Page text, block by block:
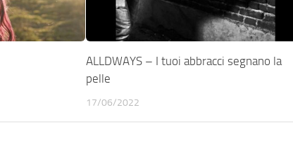
ALLDWAYS – I tuoi abbracci segnano la
pelle
17/06/2022